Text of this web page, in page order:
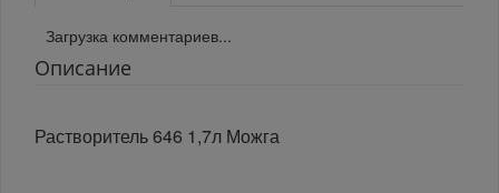
Загрузка комментариев...
Описание
Растворитель 646 1,7л Можга